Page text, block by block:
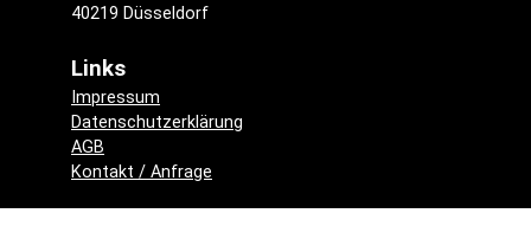
40219 Düsseldorf
Links
Impressum
Datenschutzerklärung
AGB
Kontakt / Anfrage